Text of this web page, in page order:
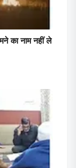
का नाम नहीं ले